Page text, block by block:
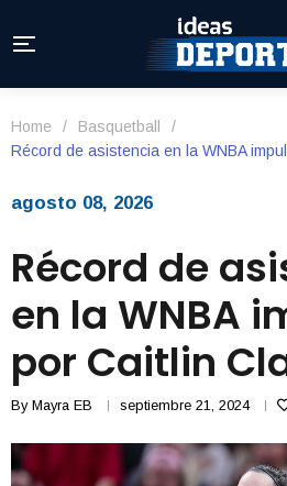
Home / Basquetball
/
Récord de asistencia en la WNBA
agosto 08, 2026
Récord de
en la WNBA
por Caitlin
By Mayra EB septiembre 21, 2024